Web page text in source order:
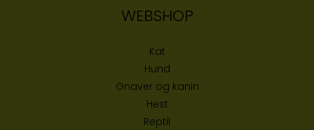
WEBSHOP
Kat
Hund
Gnaver og kanin
Hest
Reptil